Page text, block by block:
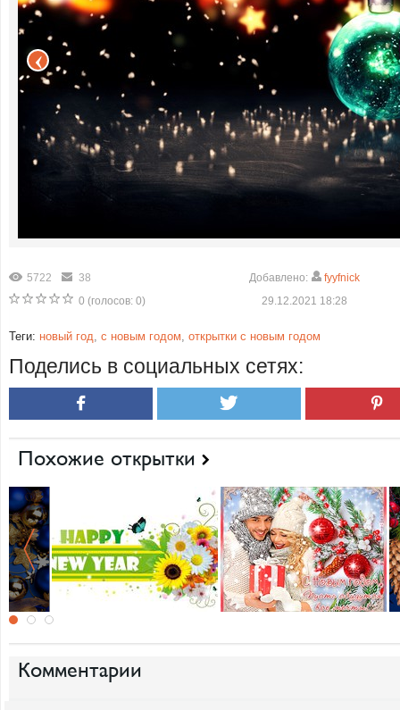
5722
38
0 (голосов: 0)
Добавлено:
fyyfnick
29.12.2021 18:28
Теги: новый год, с новым годом, открытки с новым годом
Поделись в социальных сетях:
Похожие открытки
Комментарии